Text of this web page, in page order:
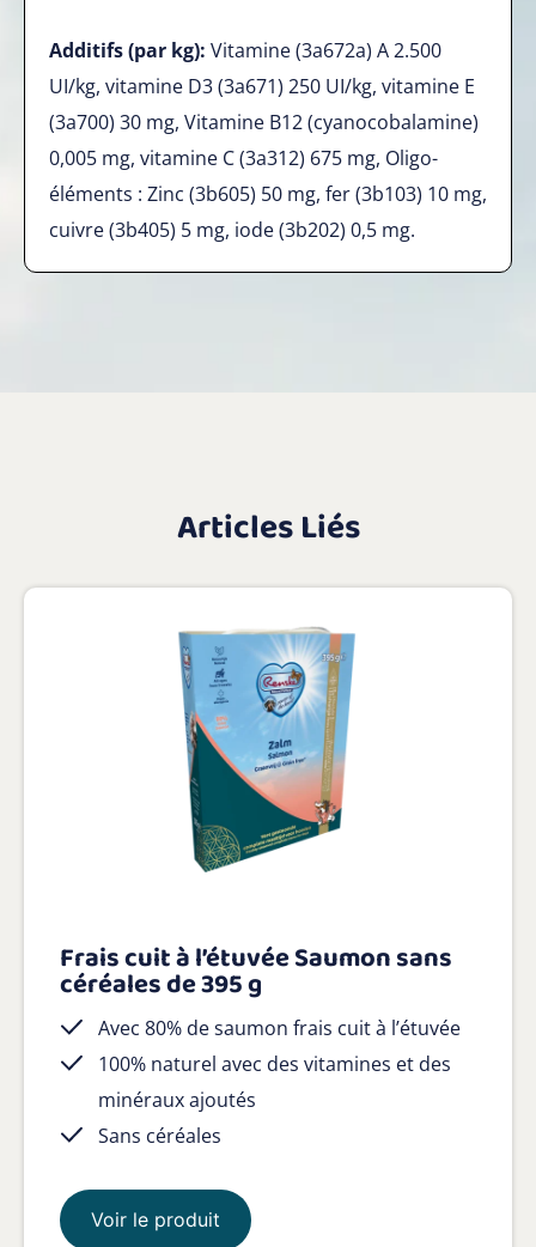
Additifs (par kg): Vitamine (3a672a) A 2.500
UI/kg, vitamine D3 (3a671) 250 UI/kg, vitamine E
(3a700) 30 mg, Vitamine B12 (cyanocobalamine)
0,005 mg, vitamine C (3a312) 675 mg, Oligo-
éléments : Zinc (3b605) 50 mg, fer (3b103) 10 mg,
cuivre (3b405) 5 mg, iode (3b202) 0,5 mg.
Articles Liés
Frais cuit à l’étuvée Saumon sans
céréales de 395 g
Avec 80% de saumon frais cuit à l’étuvée
100% naturel avec des vitamines et des
minéraux ajoutés
Sans céréales
Voir le produit